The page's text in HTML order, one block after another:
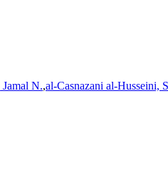
Jamal N.,al-Casnazani al-Husseini,